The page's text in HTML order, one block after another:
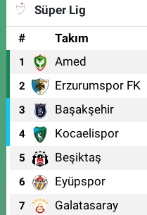
Süper Lig
#
Takım
1 Amed
2 Erzurumspor FK
3 Başakşehir
4 Kocaelispor
5 Beşiktaş
6 Eyüpspor
7 Galatasaray